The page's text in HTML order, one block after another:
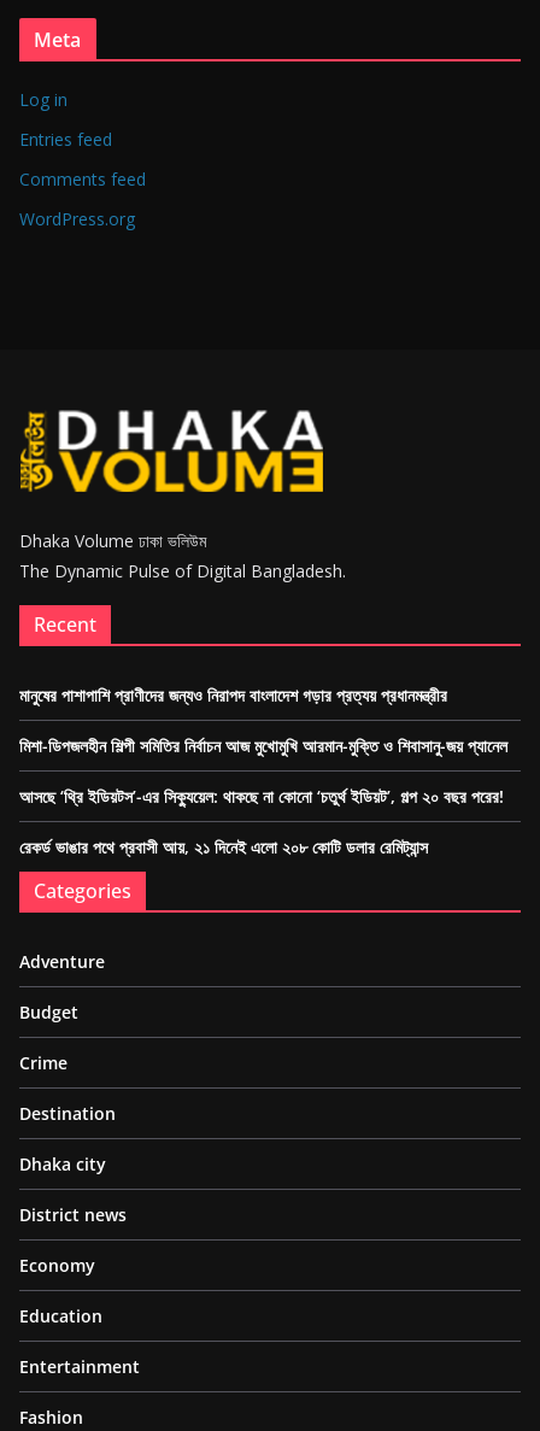
Meta
Log in
Entries feed
Comments feed
WordPress.org
Dhaka Volume ঢাকা ভলিউম
The Dynamic Pulse of Digital Bangladesh.
Recent
মানুষের পাশাপাশি প্রাণীদের জন্যও নিরাপদ বাংলাদেশ গড়ার প্রত্যয় প্রধানমন্ত্রীর
মিশা-ডিপজলহীন শিল্পী সমিতির নির্বাচন আজ মুখোমুখি আরমান-মুক্তি ও শিবাসানু-জয় প্যানেল
আসছে ‘থ্রি ইডিয়টস’-এর সিক্যুয়েল: থাকছে না কোনো ‘চতুর্থ ইডিয়ট’, গল্প ২০ বছর পরের!
রেকর্ড ভাঙার পথে প্রবাসী আয়, ২১ দিনেই এলো ২০৮ কোটি ডলার রেমিট্যান্স
Categories
Adventure
Budget
Crime
Destination
Dhaka city
District news
Economy
Education
Entertainment
Fashion